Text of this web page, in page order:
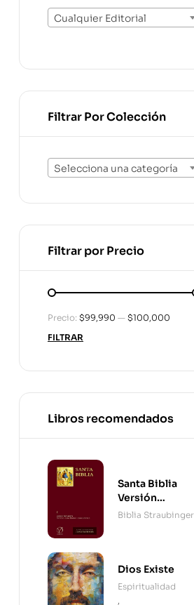
Cualquier Editorial
Filtrar Por Colección
Selecciona una categoría
Filtrar por Precio
FILTRAR
Precio: $99,990 — $100,000
Libros recomendados
Santa Biblia
Versión
Straubinger - 2
Biblia Straubinger
Dios Existe
Espiritualidad
,